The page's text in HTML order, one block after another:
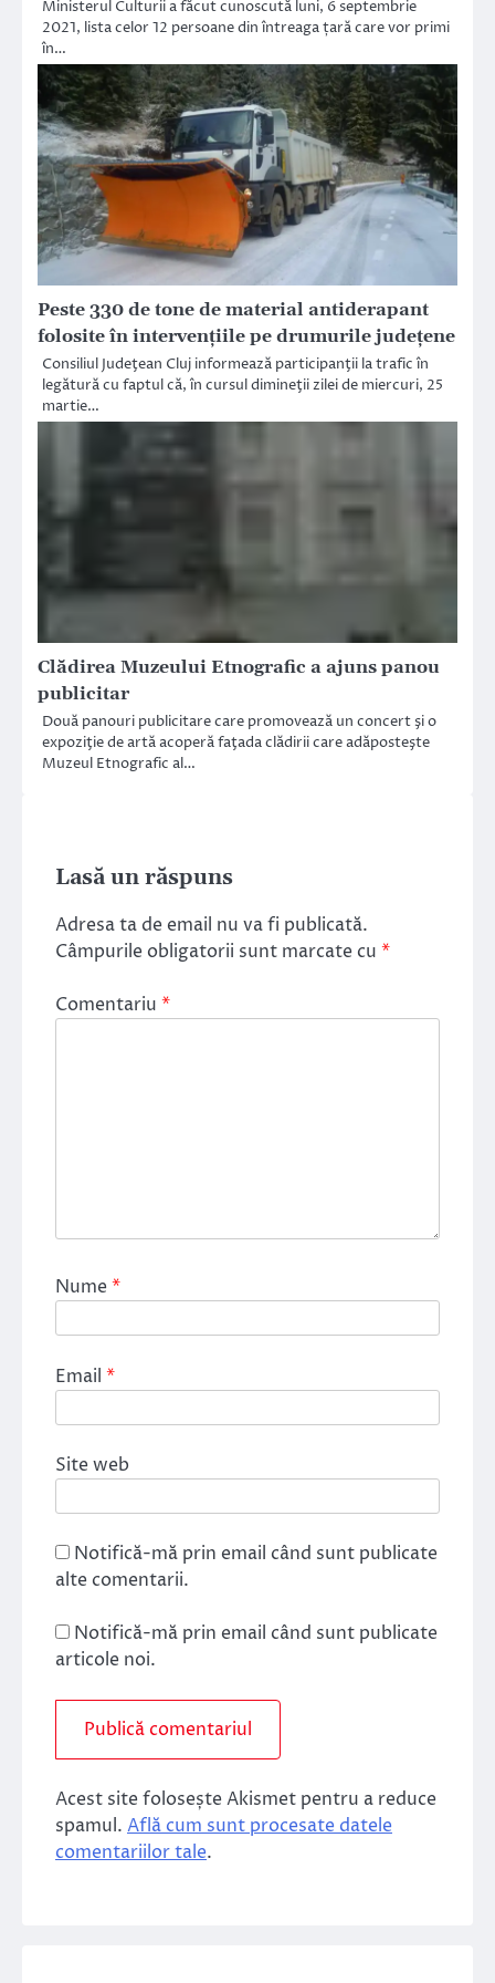
Ministerul Culturii a făcut cunoscută luni, 6 septembrie
2021, lista celor 12 persoane din întreaga țară care vor primi
în…
Peste 330 de tone de material antiderapant
folosite în intervențiile pe drumurile județene
Consiliul Judeţean Cluj informează participanţii la trafic în
legătură cu faptul că, în cursul dimineţii zilei de miercuri, 25
martie…
Clădirea Muzeului Etnografic a ajuns panou
publicitar
Două panouri publicitare care promovează un concert şi o
expoziţie de artă acoperă faţada clădirii care adăposteşte
Muzeul Etnografic al…
Lasă un răspuns
Adresa ta de email nu va fi publicată.
Câmpurile obligatorii sunt marcate cu *
Comentariu *
Nume*
Email *
Site web
Notifică-mă prin email când sunt publicate
alte comentarii.
Notifică-mă prin email când sunt publicate
articole noi.
Acest site folosește Akismet pentru a reduce
spamul. Află cum sunt procesate datele
comentariilor tale.